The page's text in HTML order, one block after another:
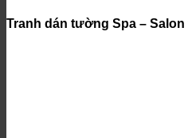
Tranh dán tường Spa – Salon